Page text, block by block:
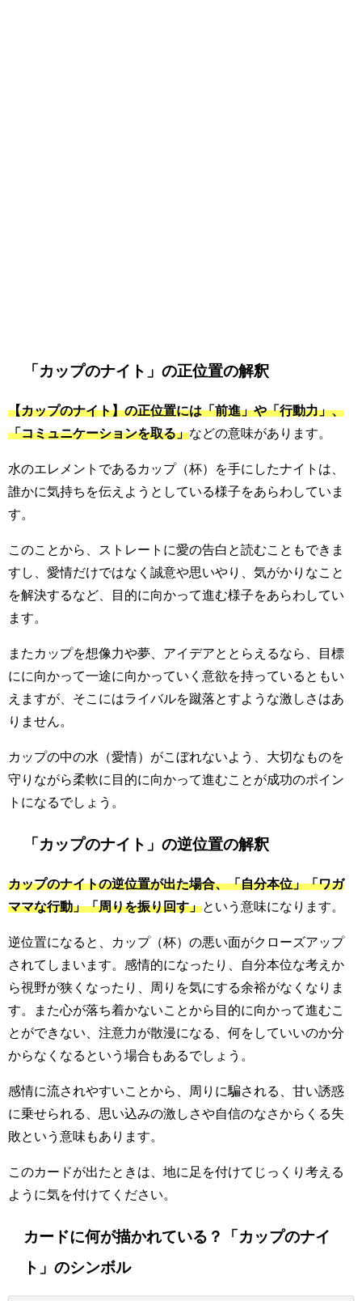
「カップのナイト」の正位置の解釈
【カップのナイト】の正位置には「前進」や「行動力」、
「コミュニケーションを取る」などの意味があります。
水のエレメントであるカップ（杯）を手にしたナイトは、
誰かに気持ちを伝えようとしている様子をあらわしていま
す。
このことから、ストレートに愛の告白と読むこともできま
すし、愛情だけではなく誠意や思いやり、気がかりなこと
を解決するなど、目的に向かって進む様子をあらわしてい
ます。
またカップを想像力や夢、アイデアととらえるなら、目標
にに向かって一途に向かっていく意欲を持っているともい
えますが、そこにはライバルを蹴落とすような激しさはあ
りません。
カップの中の水（愛情）がこぼれないよう、大切なものを
守りながら柔軟に目的に向かって進むことが成功のポイン
トになるでしょう。
「カップのナイト」の逆位置の解釈
カップのナイトの逆位置が出た場合、「自分本位」「ワガ
ママな行動」「周りを振り回す」という意味になります。
逆位置になると、カップ（杯）の悪い面がクローズアップ
されてしまいます。感情的になったり、自分本位な考えか
ら視野が狭くなったり、周りを気にする余裕がなくなりま
す。また心が落ち着かないことから目的に向かって進むこ
とができない、注意力が散漫になる、何をしていいのか分
からなくなるという場合もあるでしょう。
感情に流されやすいことから、周りに騙される、甘い誘惑
に乗せられる、思い込みの激しさや自信のなさからくる失
敗という意味もあります。
このカードが出たときは、地に足を付けてじっくり考える
ように気を付けてください。
カードに何が描かれている？「カップのナイ
ト」のシンボル